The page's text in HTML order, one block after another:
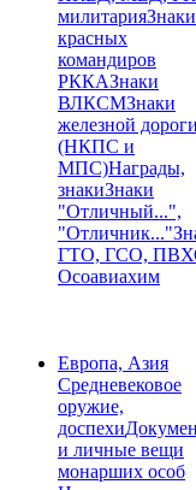
милитарияЗнаки
красных
командиров
РККАЗнаки
ВЛКСМЗнаки
железной дороги
(НКПС и
МПС)Награды,
знакиЗнаки
"Отличный...",
"Отличник..."
ГТО, ГСО,
Осоавиахим
Европа, Азия
Средневековое
оружие,
доспехи
и личные вещи
монарших особ